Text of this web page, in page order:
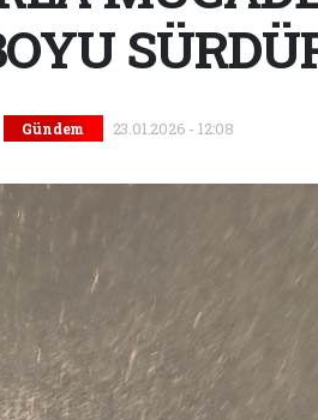
Gündem 23.01.2026 - 12:08